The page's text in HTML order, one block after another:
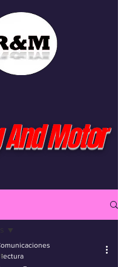
Motor